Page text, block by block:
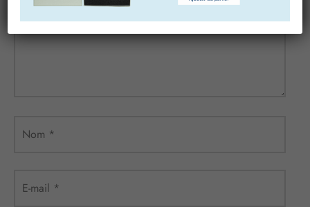
Commentaire*
Nom *
E-mail *